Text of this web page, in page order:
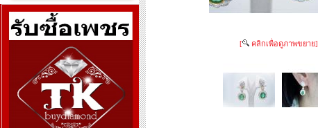
[ คลิกเพื่อดูภาพขยาย]